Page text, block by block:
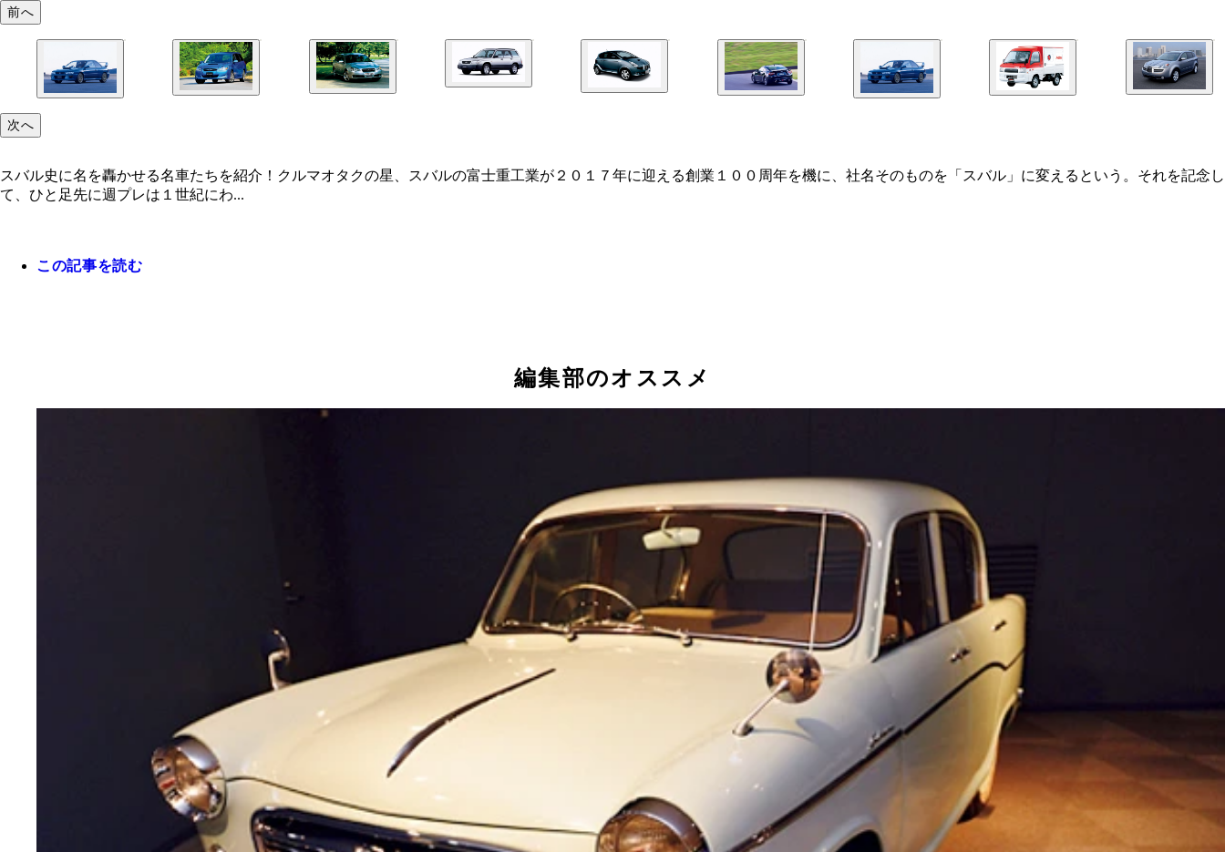
スバル史に名を轟かせる名車たちを紹介！
ＥＸＩＧＡ（エクシーガ） 写真／池之平昌信
ＬＥＧＡＣＹ ＴＯＵＲＩＮＧ ＷＡＧＯＮ（４代目レガシィツーリングワゴン）
ＩＭＰＲＥＺＡ ２２Ｂ ＳＴｉ（インプレッサ２２Ｂ ＳＴｉ）
赤帽サンバー（Ａｋａｂｏ ＳＡＭＢＡＲ）
ＴＲＩＢＥＣＡ（トライベッカ）
前へ
次へ
スバル史に名を轟かせる名車たちを紹介！クルマオタクの星、スバルの富士重工業が２０１７年に迎える創業１００周年を機に、社名そのものを「スバル」に変えるという。それを記念し
て、ひと足先に週プレは１世紀にわ...
この記事を読む
編集部のオススメ